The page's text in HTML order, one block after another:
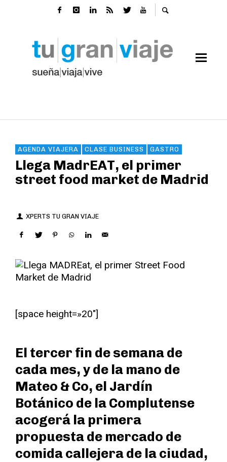
AGENDA VIAJERA CLASE BUSINESS GASTRO
Llega MadrEAT, el primer
street food market de Madrid
XPERTS TU GRAN VIAJE
[space height=»20″]
El tercer fin de semana de
cada mes, y de la mano de
Mateo & Co, el Jardín
Botánico de la Complutense
acogerá la primera
propuesta de mercado de
comida callejera de la ciudad,